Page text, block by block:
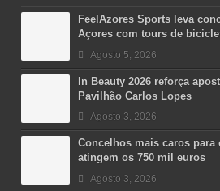
FeelAzores Sports leva
Açores com tours de
Agosto 5, 2026
In Beauty 2026 reforça
Pavilhão Carlos Lopes
Agosto 3, 2026
Concelhos mais caros para
atingem os 750 mil euros
Agosto 3, 2026